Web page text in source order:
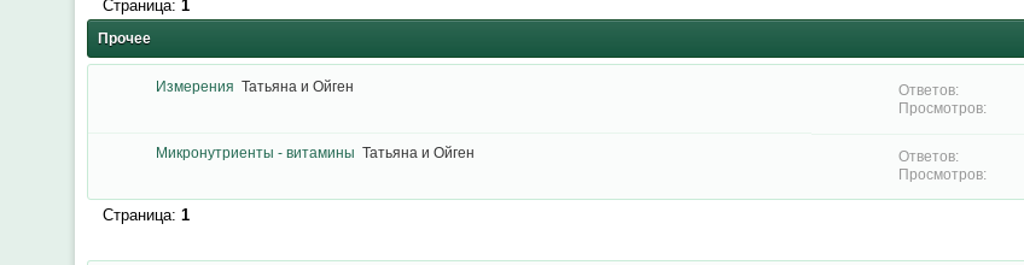
Прочее
Страница: 1
Измерения Татьяна и Ойген
Микронутриенты - витамины Татьяна и Ойген
Страница: 1